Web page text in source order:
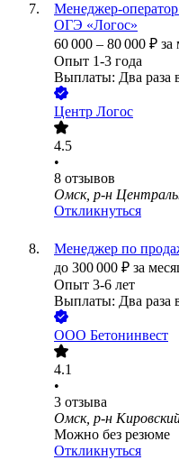
Менеджер-
ОГЭ «Логос»
60 000 – 80 000 ₽ за
Опыт 1-3 года
Выплаты: Два раза
Центр Логос
4.5
•
8 отзывов
Омск, р-н
Откликнуться
Менеджер по
до 300 000 ₽ за
Опыт 3-6 лет
Выплаты: Два раза
ООО Бетонинвест
4.1
•
3 отзыва
Омск, р-н
Можно без резюме
Откликнуться